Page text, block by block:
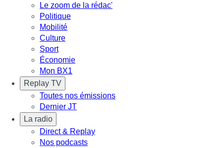
Le zoom de la rédac'
Politique
Mobilité
Culture
Sport
Économie
Mon BX1
Replay TV
Toutes nos émissions
Dernier JT
La radio
Direct & Replay
Nos podcasts